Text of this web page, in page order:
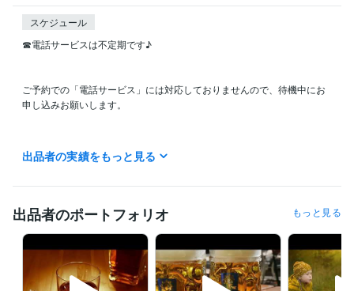
スケジュール
☎︎電話サービスは不定期です♪
ご予約での「電話サービス」には対応しておりませんので、待機中にお
申し込みお願いします。
【すぐに電話する】、【今すぐ相談可能】、【待機中】
と表示されている場合は、いつでもお申込みいただけます。
深夜に出没することが多いです♪
※ボイスサンプルをポートフォリオに載せておりますので、よかった覗い
てみて下さい。
出品者の実績をもっと見る
出品者のポートフォリオ もっと見る